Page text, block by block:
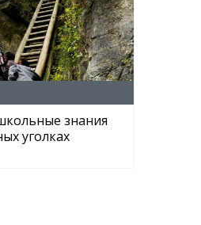
знания
уголках